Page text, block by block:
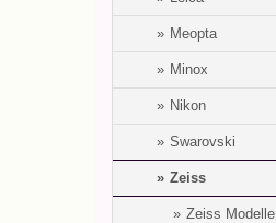
Meopta
Minox
Nikon
Swarovski
Zeiss
Zeiss Modelle